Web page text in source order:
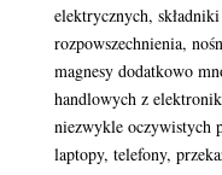
elektrycznych,
rozpowszechnienia,
magnesy dodatkowo
handlowych z
niezwykle oczywistych
laptopy, telefony,